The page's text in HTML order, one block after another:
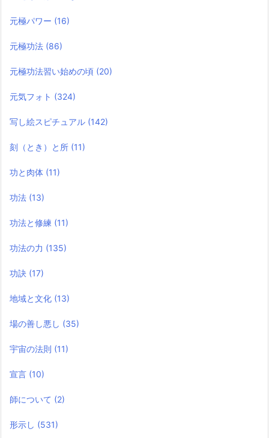
元極パワー (16)
元極功法 (86)
元極功法習い始めの頃 (20)
元気フォト (324)
写し絵スピチュアル (142)
刻（とき）と所 (11)
功と肉体 (11)
功法 (13)
功法と修練 (11)
功法の力 (135)
功訣 (17)
地域と文化 (13)
場の善し悪し (35)
宇宙の法則 (11)
宣言 (10)
師について (2)
形示し (531)